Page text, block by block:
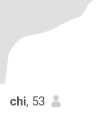
chi, 53